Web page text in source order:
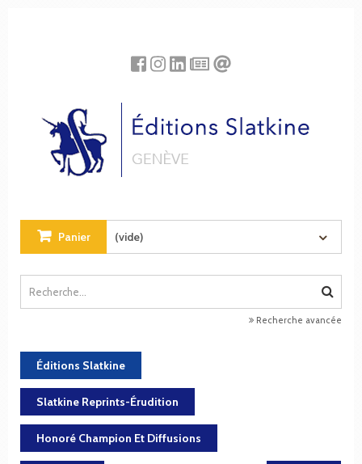
Panier (vide)
Recherche avancée
Éditions Slatkine
Slatkine Reprints-Érudition
Honoré Champion Et Diffusions